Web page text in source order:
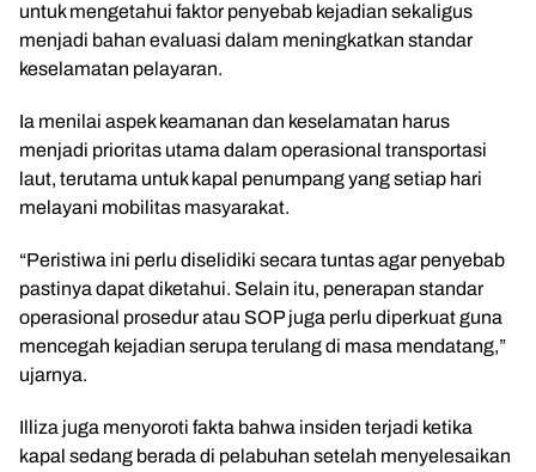
untuk mengetahui faktor penyebab kejadian sekaligus
menjadi bahan evaluasi dalam meningkatkan standar
keselamatan pelayaran.
Ia menilai aspek keamanan dan keselamatan harus
menjadi prioritas utama dalam operasional transportasi
laut, terutama untuk kapal penumpang yang setiap hari
melayani mobilitas masyarakat.
“Peristiwa ini perlu diselidiki secara tuntas agar penyebab
pastinya dapat diketahui. Selain itu, penerapan standar
operasional prosedur atau SOP juga perlu diperkuat guna
mencegah kejadian serupa terulang di masa mendatang,”
ujarnya.
Illiza juga menyoroti fakta bahwa insiden terjadi ketika
kapal sedang berada di pelabuhan setelah menyelesaikan